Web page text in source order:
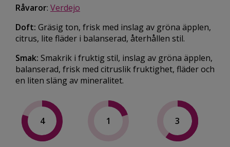
Råvaror: Verdejo
Doft: Gräsig ton, frisk med inslag av gröna äpplen,
citrus, lite fläder i balanserad, återhållen stil.
Smak: Smakrik i fruktig stil, inslag av gröna äpplen,
balanserad, frisk med citruslik fruktighet, fläder och
en liten släng av mineralitet.
4 1 3